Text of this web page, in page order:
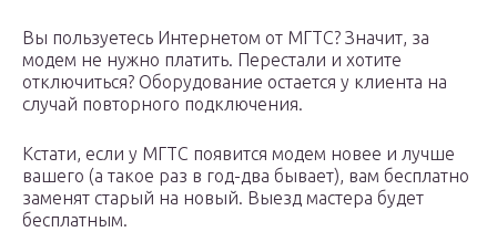
Вы пользуетесь Интернетом от МГТС? Значит, за
модем не нужно платить. Перестали и хотите
отключиться? Оборудование остается у клиента на
случай повторного подключения.
Кстати, если у МГТС появится модем новее и лучше
вашего (а такое раз в год-два бывает), вам бесплатно
заменят старый на новый. Выезд мастера будет
бесплатным.